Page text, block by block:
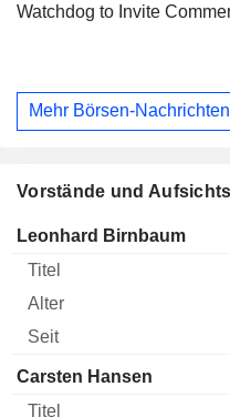
Watchdog to Invite
Mehr Börsen-Nachrichten
Vorstände und
Manager Titel Alter
Leonhard Birnbaum
Carsten Hansen